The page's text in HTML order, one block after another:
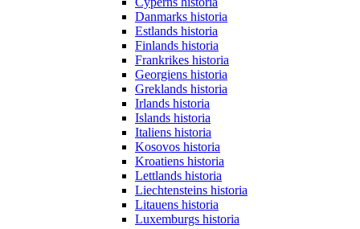
Danmarks historia
Estlands historia
Finlands historia
Frankrikes historia
Georgiens historia
Greklands historia
Irlands historia
Islands historia
Italiens historia
Kosovos historia
Kroatiens historia
Lettlands historia
Liechtensteins historia
Litauens historia
Luxemburgs historia